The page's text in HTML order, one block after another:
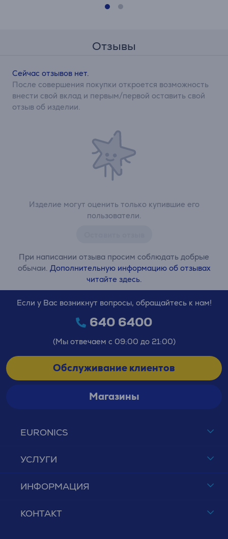
Отзывы
Изделие могут оценить только купившие его
пользователи.
При написании отзыва просим соблюдать добрые
обычаи. Дополнительную информацию об отзывах
читайте здесь.
Сейчас отзывов нет.
После совершения покупки откроется возможность
внести свой вклад и первым/первой оставить свой
отзыв об изделии.
EURONICS
УСЛУГИ
ИНФОРМАЦИЯ
КОНТАКТ
Если у Вас возникнут вопросы, обращайтесь к нам!
640 6400
(Мы отвечаем с 09:00 до 21:00)
Обслуживание клиентов
Магазины